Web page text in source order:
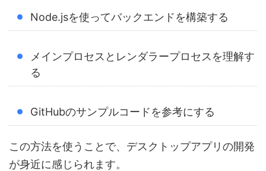
Node.jsを使ってバックエンドを構築する
メインプロセスとレンダラープロセスを理解す
る
GitHubのサンプルコードを参考にする
この方法を使うことで、デスクトップアプリの開発
が身近に感じられます。